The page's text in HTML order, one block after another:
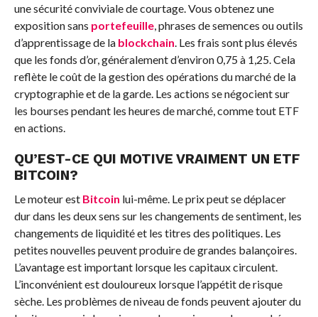
une sécurité conviviale de courtage. Vous obtenez une
exposition sans portefeuille, phrases de semences ou outils
d’apprentissage de la blockchain . Les frais sont plus élevés
que les fonds d’or, généralement d’environ 0,75 à 1,25. Cela
reflète le coût de la gestion des opérations du marché de la
cryptographie et de la garde. Les actions se négocient sur
les bourses pendant les heures de marché, comme tout ETF
en actions.
QU’EST-CE QUI MOTIVE VRAIMENT UN ETF
BITCOIN?
Le moteur est Bitcoin lui-même. Le prix peut se déplacer
dur dans les deux sens sur les changements de sentiment, les
changements de liquidité et les titres des politiques. Les
petites nouvelles peuvent produire de grandes balançoires.
L’avantage est important lorsque les capitaux circulent.
L’inconvénient est douloureux lorsque l’appétit de risque
sèche. Les problèmes de niveau de fonds peuvent ajouter du